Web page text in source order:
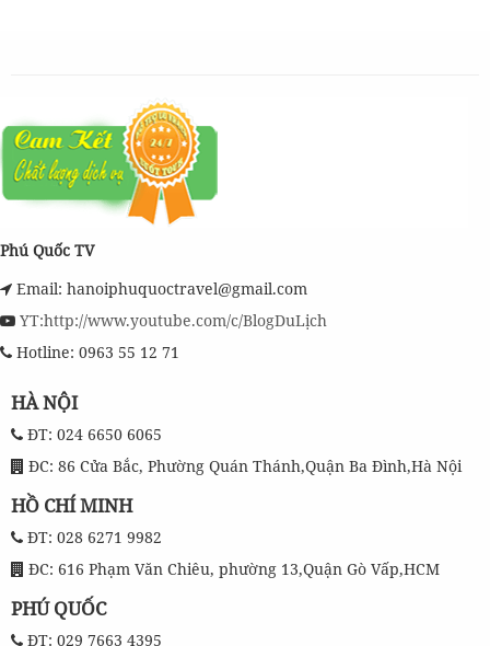
Phú Quốc TV
Email: hanoiphuquoctravel@gmail.com
YT:http://www.youtube.com/c/BlogDuLịch
Hotline: 0963 55 12 71
HÀ NỘI
ĐT: 024 6650 6065
ĐC: 86 Cửa Bắc, Phường Quán Thánh,Quận Ba Đình,Hà Nội
HỒ CHÍ MINH
ĐT: 028 6271 9982
ĐC: 616 Phạm Văn Chiêu, phường 13,Quận Gò Vấp,HCM
PHÚ QUỐC
ĐT: 029 7663 4395